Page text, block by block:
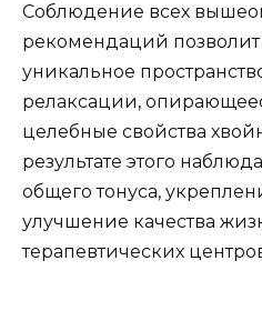
Соблюдение всех
рекомендаций
уникальное
релаксации,
целебные свойства
результате этого
общего тонуса,
улучшение качества
терапевтических